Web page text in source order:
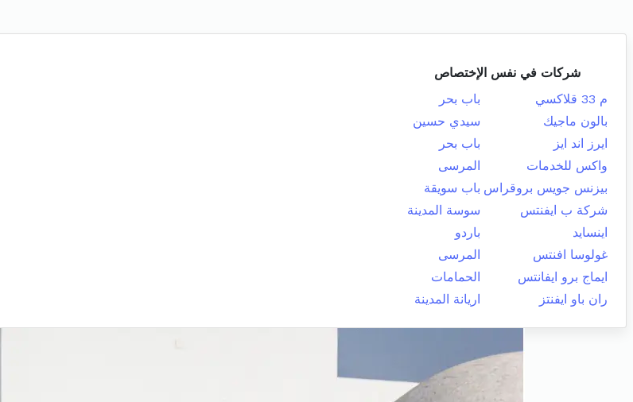
شركات في نفس الإختصاص
م 33 قلاكسي
باب بحر
بالون ماجيك
سيدي حسين
ايرز اند ايز
باب بحر
واكس للخدمات
المرسى
بيزنس جويس بروقراس باب سويقة
شركة ب ايفنتس
سوسة المدينة
اينسايد
باردو
غولوسا افنتس
المرسى
ايماج برو ايفانتس
الحمامات
ران باو ايفنتز
اريانة المدينة